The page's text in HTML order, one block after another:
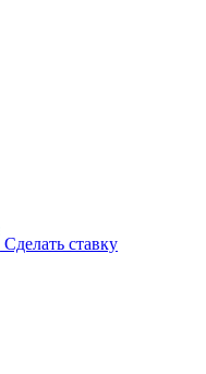
Сделать ставку